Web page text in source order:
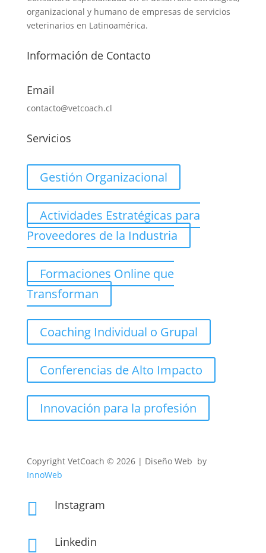
organizacional y humano de empresas de servicios
veterinarios en Latinoamérica.
Información de Contacto
Email
contacto@vetcoach.cl
Servicios
Gestión Organizacional
Actividades Estratégicas para
Proveedores de la Industria
Formaciones Online que
Transforman
Coaching Individual o Grupal
Conferencias de Alto Impacto
Innovación para la profesión
CopyrightVetCoach © 2026 | Diseño Web by
InnoWeb
 Instagram
 Linkedin